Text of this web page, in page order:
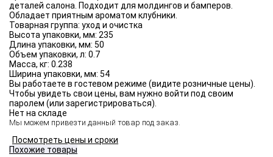
деталей салона. Подходит для молдингов и бамперов.
Обладает приятным ароматом клубники.
Товарная группа: уход и очистка
Высота упаковки, мм: 235
Длина упаковки, мм: 50
Объем упаковки, л: 0.7
Масса, кг: 0.238
Ширина упаковки, мм: 54
Вы работаете в гостевом режиме (видите розничные цены).
Чтобы увидеть свои цены, вам нужно войти под своим
паролем (или зарегистрироваться).
Нет на складе
Мы можем привезти данный товар под заказ.
Посмотреть цены и сроки
Похожие товары